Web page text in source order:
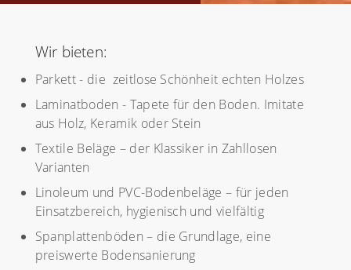
Wir bieten:
Parkett - die zeitlose Schönheit echten Holzes
Laminatboden - Tapete für den Boden. Imitate
aus Holz, Keramik oder Stein
Textile Beläge – der Klassiker in Zahllosen
Varianten
Linoleum und PVC-Bodenbeläge – für jeden
Einsatzbereich, hygienisch und vielfältig
Spanplattenböden – die Grundlage, eine
preiswerte Bodensanierung